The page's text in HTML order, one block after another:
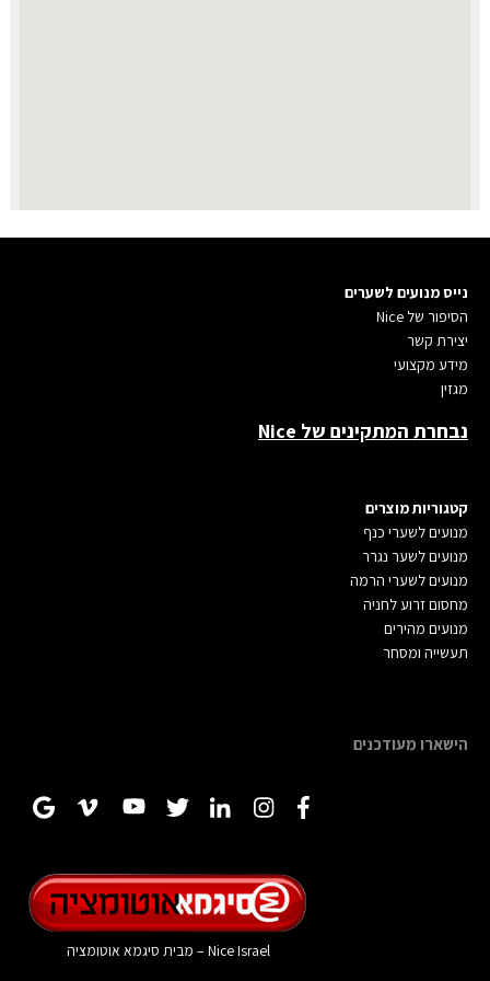
נייס מנועים לשערים
הסיפור של Nice
יצירת קשר
מידע מקצועי
מגזין
נבחרת המתקינים של Nice
קטגוריות מוצרים
מנועים לשערי כנף
מנועים לשער נגרר
מנועים לשערי הרמה
מחסום זרוע לחניה
מנועים מהירים
תעשייה ומסחר
הישארו מעודכנים
Nice Israel – מבית סיגמא אוטומציה